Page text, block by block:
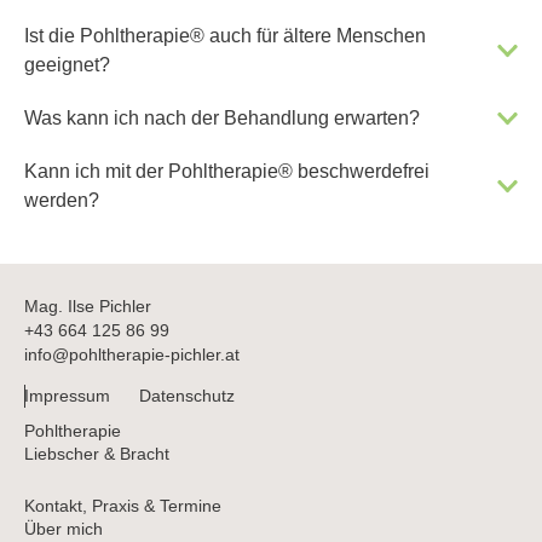
Ist die Pohltherapie® auch für ältere Menschen
geeignet?
Was kann ich nach der Behandlung erwarten?
Kann ich mit der Pohltherapie® beschwerdefrei
werden?
Mag. Ilse Pichler
+43 664 125 86 99
info@pohltherapie-pichler.at
Impressum
Datenschutz
Pohltherapie
Liebscher & Bracht
Kontakt, Praxis & Termine
Über mich